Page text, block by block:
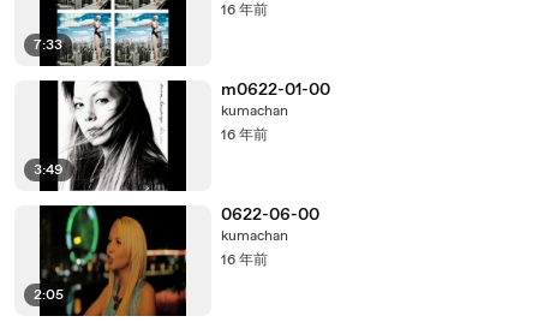
7:33
16 年前
3:49
m0622-01-00
kumachan
16 年前
2:05
0622-06-00
kumachan
16 年前